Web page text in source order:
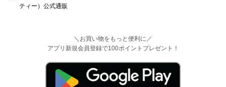
＼お買い物をもっと便利に／
アプリ新規会員登録で100ポイントプレゼント！